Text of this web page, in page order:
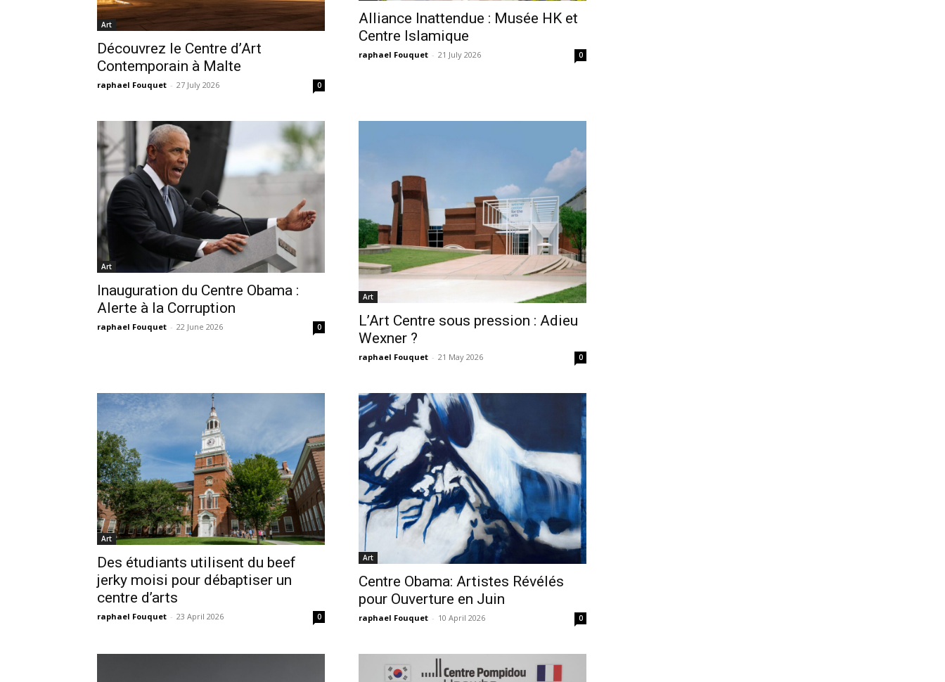
Art
Découvrez le Centre d’Art
Contemporain à Malte
raphael Fouquet - 27 July 2026 0
Alliance Inattendue : Musée HK et
Centre Islamique
raphael Fouquet - 21 July 2026 0
Art
Inauguration du Centre Obama :
Alerte à la Corruption
raphael Fouquet - 22 June 2026 0
Art
L’Art Centre sous pression : Adieu
Wexner ?
raphael Fouquet - 21 May 2026 0
Art
Des étudiants utilisent du beef
jerky moisi pour débaptiser un
centre d’arts
raphael Fouquet - 23 April 2026 0
Art
Centre Obama: Artistes Révélés
pour Ouverture en Juin
raphael Fouquet - 10 April 2026 0